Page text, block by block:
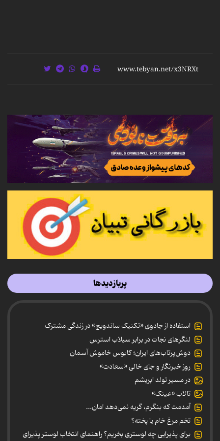
پربازدیدها
استفاده از جادوی «تکنیک ساندویچ» در زندگی مشترک
لنگرهای نجات در برابر سیلاب استرس
دوش‌پرتاب‌های ایران؛ کابوس خاموش آسمان
روز خبرنگار و جای خالی «سعادت»
در مسیر تولد ابریشم
تالاب «عینک»
آمدمت که بنگرم، گریه نمی‌دهد امان...
تخم مرغ خام یا پخته؟
برای پذیرایی چه لوستری بخریم؟ راهنمای انتخاب لوستر پذیرای